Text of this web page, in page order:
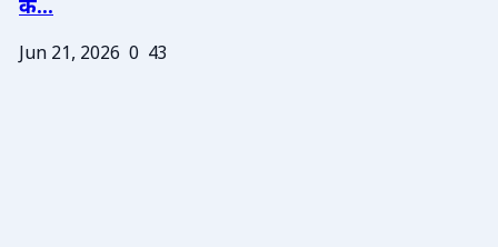
के...
Jun 21, 2026 0 43